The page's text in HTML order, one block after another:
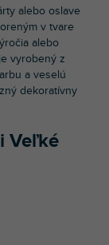
alebo oslave
v tvare
alebo
vyrobený z
a veselú
dekoratívny
Veľké